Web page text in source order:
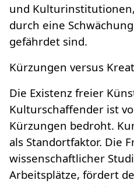
und
durch eine
gefährdet sind.
Kürzungen versus
Die Existenz freier
Kulturschaffender ist
Kürzungen bedroht.
als Standortfaktor. Die
wissenschaftlicher
Arbeitsplätze, fördert